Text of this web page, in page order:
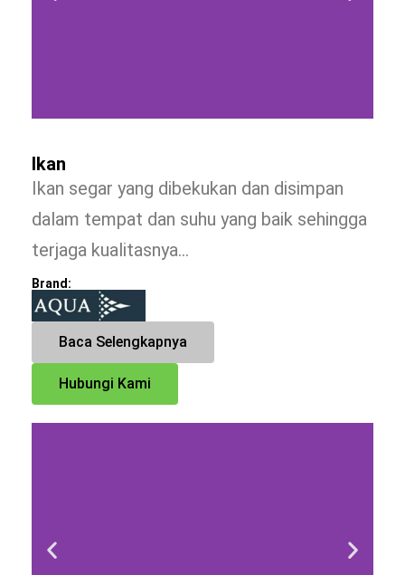
Ikan
Ikan segar yang dibekukan dan disimpan
dalam tempat dan suhu yang baik sehingga
terjaga kualitasnya…
Brand:
Baca Selengkapnya
Hubungi Kami